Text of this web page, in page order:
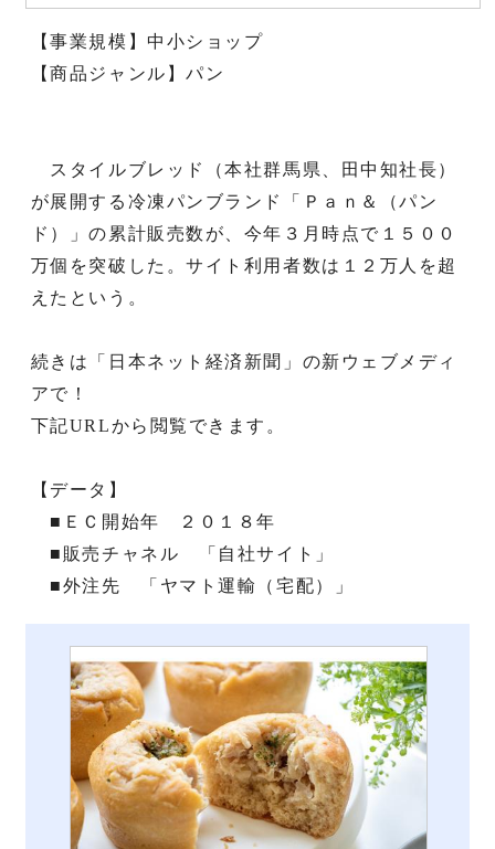
【事業規模】中小ショップ
【商品ジャンル】パン
スタイルブレッド（本社群馬県、田中知社長）
が展開する冷凍パンブランド「Ｐａｎ＆（パン
ド）」の累計販売数が、今年３月時点で１５００
万個を突破した。サイト利用者数は１２万人を超
えたという。
続きは「日本ネット経済新聞」の新ウェブメディ
アで！
下記URLから閲覧できます。
【データ】
■ＥＣ開始年 ２０１８年
■販売チャネル 「自社サイト」
■外注先 「ヤマト運輸（宅配）」